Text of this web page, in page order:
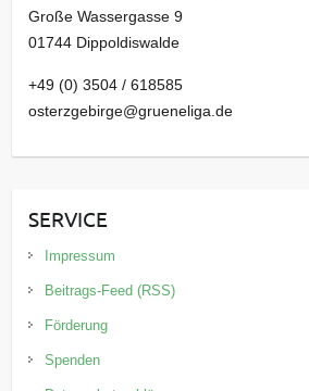
Große Wassergasse 9
01744 Dippoldiswalde
+49 (0) 3504 / 618585
osterzgebirge@grueneliga.de
SERVICE
Impressum
Beitrags-Feed (RSS)
Förderung
Spenden